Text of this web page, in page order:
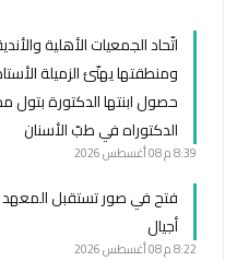
اتّحاد الجمعيات الأهلية
ومنطقتها يهنّئ الزميلة
حصول ابنتها الدكتورة بتول
الدكتوراه في طبّ الأسنان
8:39 م 08 أغسطس 2026
فتح في صور تستقبل المعهد
أجيال
8:22 م 08 أغسطس 2026